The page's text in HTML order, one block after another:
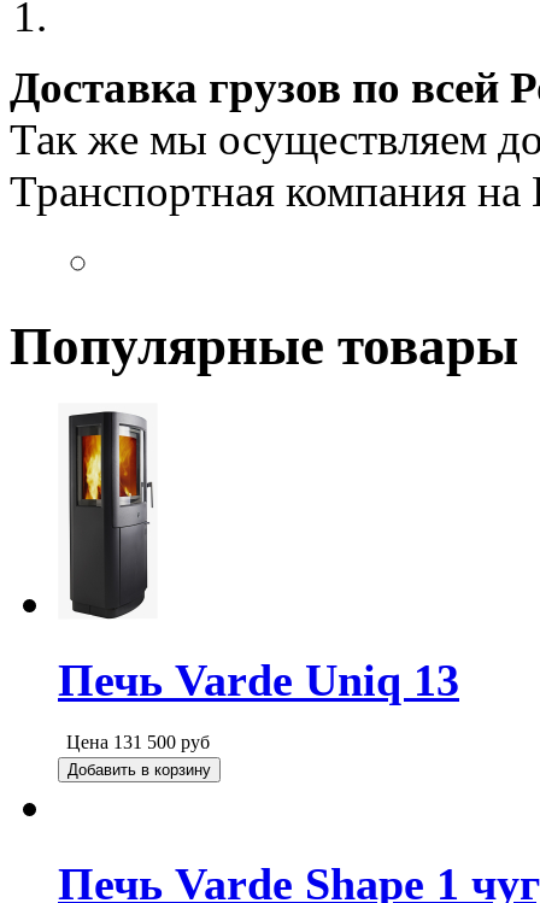
Доставка грузов по всей
Так же мы осуществляем
Транспортная компания
Популярные товары
Печь Varde Uniq 13
Цена 131 500 руб
Добавить в корзину
Печь Varde Shape 1